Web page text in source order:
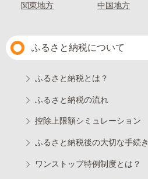
関東地方 中国地方
ふるさと納税について
ふるさと納税とは？
ふるさと納税の流れ
控除上限額シミュレーション
ふるさと納税後の大切な手続き
ワンストップ特例制度とは？